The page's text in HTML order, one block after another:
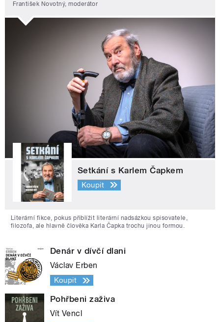
František Novotný, moderátor
Setkání s Karlem Čapkem
Koupit
Literární fikce, pokus přiblížit literární nadsázkou spisovatele,
filozofa, ale hlavně člověka Karla Čapka trochu jinou formou.
Denár v dívčí dlani
Václav Erben
Koupit
Pohřbeni zaživa
Vít Vencl